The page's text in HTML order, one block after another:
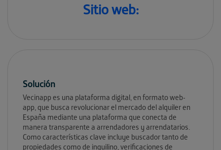
Sitio web:
Solución
Vecinapp es una plataforma digital, en formato web-
app, que busca revolucionar el mercado del alquiler en
España mediante una plataforma que conecta de
manera transparente a arrendadores y arrendatarios.
Como características clave incluye buscador tanto de
propiedades como de inquilino, verificaciones de